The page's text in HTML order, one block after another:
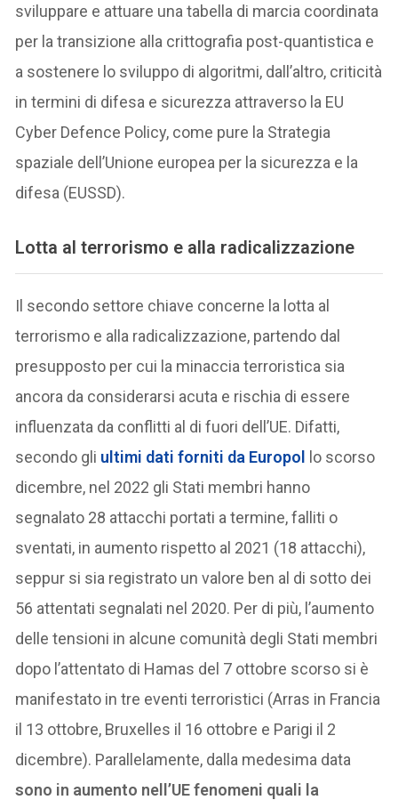
sviluppare e attuare una tabella di marcia coordinata
per la transizione alla crittografia post-quantistica e
a sostenere lo sviluppo di algoritmi, dall’altro, criticità
in termini di difesa e sicurezza attraverso la EU
Cyber Defence Policy, come pure la Strategia
spaziale dell’Unione europea per la sicurezza e la
difesa (EUSSD).
Lotta al terrorismo e alla radicalizzazione
Il secondo settore chiave concerne la lotta al
terrorismo e alla radicalizzazione, partendo dal
presupposto per cui la minaccia terroristica sia
ancora da considerarsi acuta e rischia di essere
influenzata da conflitti al di fuori dell’UE. Difatti,
secondo gli ultimi dati forniti da Europol lo scorso
dicembre, nel 2022 gli Stati membri hanno
segnalato 28 attacchi portati a termine, falliti o
sventati, in aumento rispetto al 2021 (18 attacchi),
seppur si sia registrato un valore ben al di sotto dei
56 attentati segnalati nel 2020. Per di più, l’aumento
delle tensioni in alcune comunità degli Stati membri
dopo l’attentato di Hamas del 7 ottobre scorso si è
manifestato in tre eventi terroristici (Arras in Francia
il 13 ottobre, Bruxelles il 16 ottobre e Parigi il 2
dicembre). Parallelamente, dalla medesima data
sono in aumento nell’UE fenomeni quali la